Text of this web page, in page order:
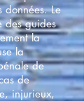
données. Le
des guides
la
la
de
de
injurieux,